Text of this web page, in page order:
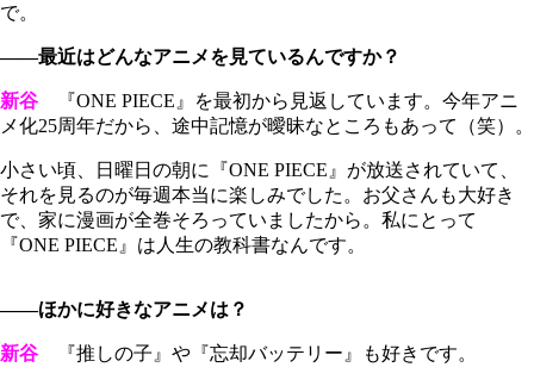
で。
――最近はどんなアニメを見ているんですか？
新谷 『ONE PIECE』を最初から見返しています。今年アニ
メ化25周年だから、途中記憶が曖昧なところもあって（笑）。
小さい頃、日曜日の朝に『ONE PIECE』が放送されていて、
それを見るのが毎週本当に楽しみでした。お父さんも大好き
で、家に漫画が全巻そろっていましたから。私にとって
『ONE PIECE』は人生の教科書なんです。
――ほかに好きなアニメは？
新谷 『推しの子』や『忘却バッテリー』も好きです。